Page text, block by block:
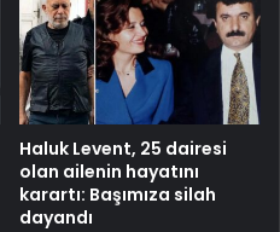
Haluk Levent, 25 dairesi
olan ailenin hayatını
karartı: Başımıza silah
dayandı